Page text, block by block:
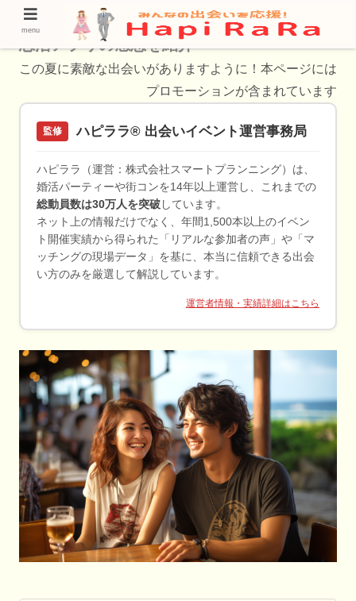
【敦賀市】東カレデートで出会いを楽しむ！
恋活アプリの感想を紹介
この夏に素敵な出会いがありますように！本ページには
プロモーションが含まれています
監修 ハピララ® 出会いイベント運営事務局
ハピララ（運営：株式会社スマートプランニング）は、
婚活パーティーや街コンを14年以上運営し、これまでの
総動員数は30万人を突破 しています。
ネット上の情報だけでなく、年間1,500本以上のイベン
ト開催実績から得られた「リアルな参加者の声」や「マ
ッチングの現場データ」を基に、本当に信頼できる出会
い方のみを厳選して解説しています。
運営者情報・実績詳細はこちら
menu